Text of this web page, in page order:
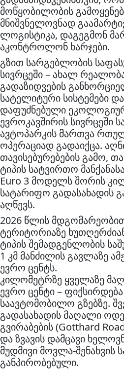
მოწყობილობის
მნიშვნელოვნად
ლოგისტიკა, დაგეგმონ
აკონტროლონ ხარჯები.
გზით სარგებლობის
სივრცეში – ახალ
გადაზიდვების
სატელიტური სისტემები და
დაფუძნებული
ევროკავშირის სივრცეში
ავტოპარკის მართვა
ოპერაციად გადაიქცა.
თავისებურებების გამო,
ტიპის სატვირთო
Euro 3 მოდელს შორის
სატარიფო გადასახადის
აღწევს.
2026 წლის
ტერიტორიაზე
ტიპის შემადგენლობის
1 კმ მანძილის გავლაზე
ევრო ცენტს.
კილომეტრზე ყველაზე
ევრო ცენტი – ფიქსირდება
საავტომობილო გზებზე.
გადასახადის მაღალი
გვირაბების (Gotthard
და ზვავის დამცავი
მუდმივი მოვლა-შენახვის
განპირობებული.